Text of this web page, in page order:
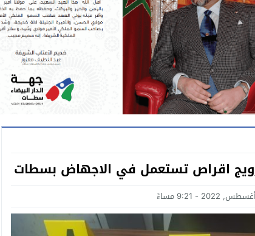
اقراص تستعمل في الاجهاض بسطات